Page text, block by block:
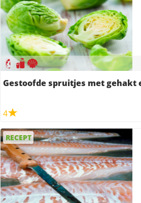
Gestoofde spruitjes met gehakt
4
RECEPT